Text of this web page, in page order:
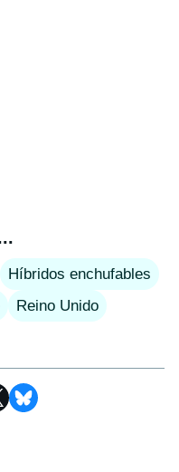
Híbridos enchufables
Reino Unido